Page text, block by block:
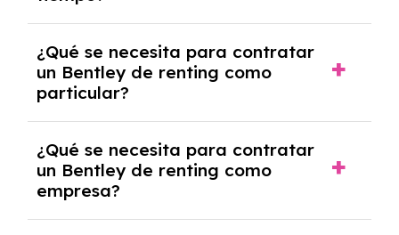
económica.
pero puede haber penalizaciones por
cancelación anticipada. Es importante revisar
las condiciones del contrato y hablar con un
experto que te asesore.
¿Qué se necesita para contratar
un Bentley de renting como
particular?
y, en algunos casos, una consulta de solvencia
crediticia y un pago inicial.
¿Qué se necesita para contratar
un Bentley de renting como
empresa?